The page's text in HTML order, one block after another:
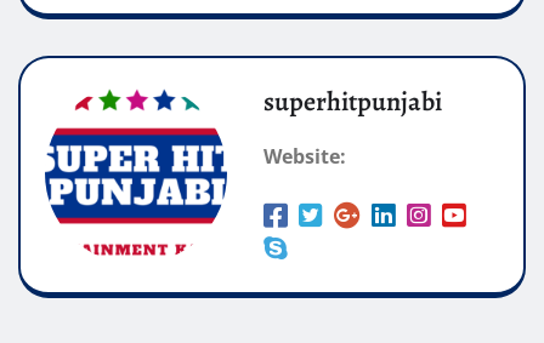
superhitpunjabi
Website: